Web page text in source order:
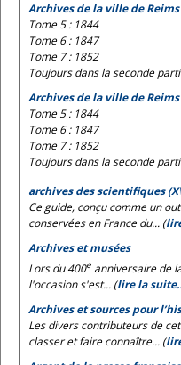
Archives de la ville de Reims
Tome 5 : 1844
Tome 6 : 1847
Tome 7 : 1852
Toujours dans la seconde
Archives de la ville de Reims
Tome 5 : 1844
Tome 6 : 1847
Tome 7 : 1852
Toujours dans la seconde
archives des scientifiques
Ce guide, conçu comme un
conservées en France du... (
Archives et musées
Lors du 400e anniversaire de
l'occasion s'est... (lire la
Archives et sources pour
Les divers contributeurs de
classer et faire connaître... (